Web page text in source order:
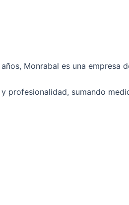
Monrabal es una empresa
profesionalidad, sumando